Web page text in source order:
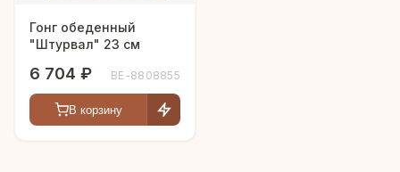
Гонг обеденный
"Штурвал" 23 см
6 704 ₽ BE-8808855
В корзину